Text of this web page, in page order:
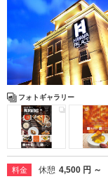
フォトギャラリー
料金 休憩 4,500 円 ～